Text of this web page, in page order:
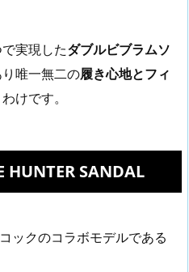
実現したダブルビブラムソ
唯一無二の履き心地とフィ
けです。
SANDAL
ックのコラボモデルである